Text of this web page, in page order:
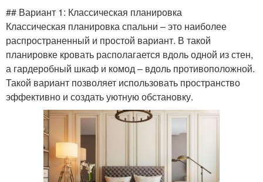
## Вариант 1: Классическая планировка
Классическая планировка спальни – это наиболее
распространенный и простой вариант. В такой
планировке кровать располагается вдоль одной из стен,
а гардеробный шкаф и комод – вдоль противоположной.
Такой вариант позволяет использовать пространство
эффективно и создать уютную обстановку.